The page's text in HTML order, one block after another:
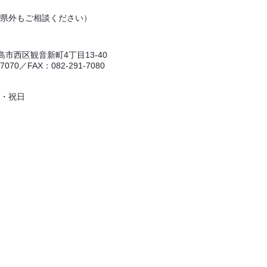
外もご相談ください）
市西区観音新町4丁目13-40
／FAX：082-291-7080
祝日